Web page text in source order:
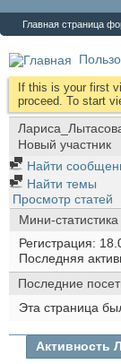
Главная страница
If this is your first
proceed. To start
Новый участник
Найти
Найти темы
Просмотр статей
Мини-статистика
Регистрация
Последняя
Последние
Эта страница
Активность